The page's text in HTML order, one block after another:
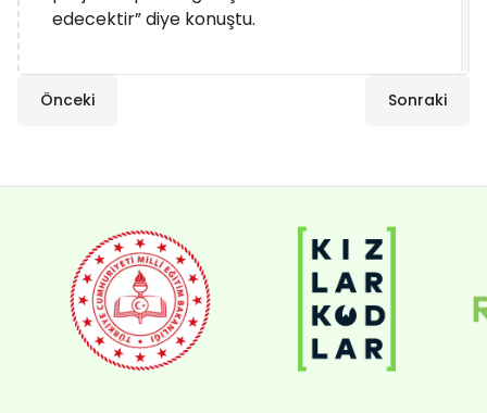
edecektir” diye konuştu.
Önceki Sonraki